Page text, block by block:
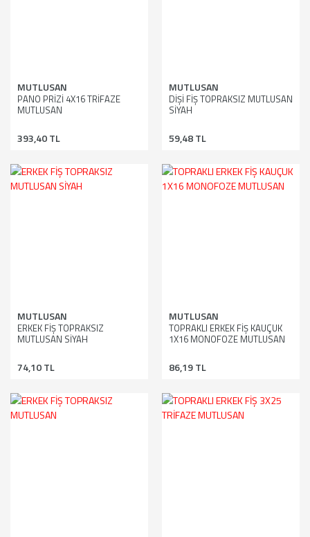
MUTLUSAN
PANO PRİZİ 4X16 TRİFAZE
MUTLUSAN
393,40 TL
MUTLUSAN
DİŞİ FİŞ TOPRAKSIZ MUTLUSAN
SİYAH
59,48 TL
MUTLUSAN
ERKEK FİŞ TOPRAKSIZ
MUTLUSAN SİYAH
74,10 TL
MUTLUSAN
TOPRAKLI ERKEK FİŞ KAUÇUK
1X16 MONOFOZE MUTLUSAN
86,19 TL